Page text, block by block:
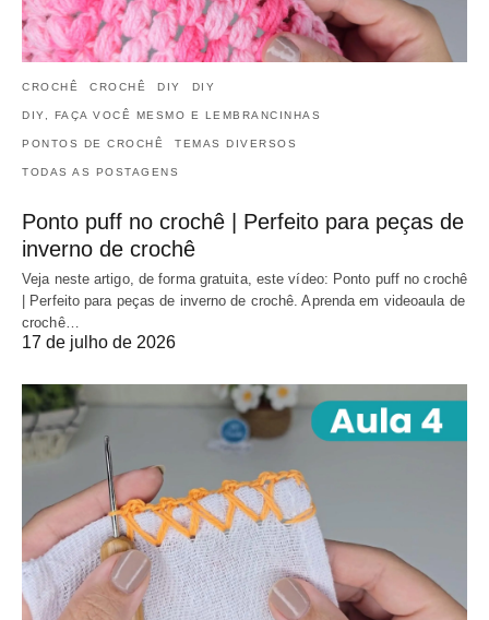
CROCHÊ CROCHÊ DIY DIY
DIY, FAÇA VOCÊ MESMO E LEMBRANCINHAS
PONTOS DE CROCHÊ TEMAS DIVERSOS
TODAS AS POSTAGENS
Ponto puff no crochê | Perfeito para peças de
inverno de crochê
Veja neste artigo, de forma gratuita, este vídeo: Ponto puff no crochê
| Perfeito para peças de inverno de crochê. Aprenda em videoaula de
crochê…
17 de julho de 2026